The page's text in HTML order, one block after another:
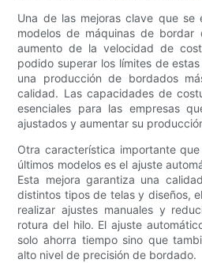
Una de las mejoras clave que se
modelos de máquinas de
aumento de la velocidad de
podido superar los límites de
una producción de bordados
calidad. Las capacidades de
esenciales para las empresas
ajustados y aumentar su
Otra característica importante
últimos modelos es el ajuste
Esta mejora garantiza una
distintos tipos de telas y diseños,
realizar ajustes manuales y
rotura del hilo. El ajuste
solo ahorra tiempo sino que
alto nivel de precisión de bordado.